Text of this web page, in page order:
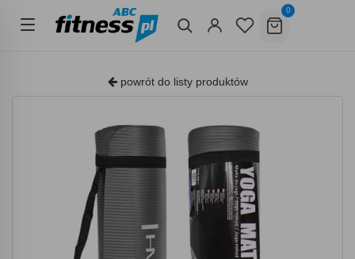
0
powrót do listy produktów